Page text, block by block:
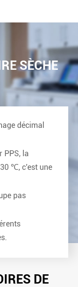
SÈCHE
décimal
PPS, la
℃, c'est une
pas
DE